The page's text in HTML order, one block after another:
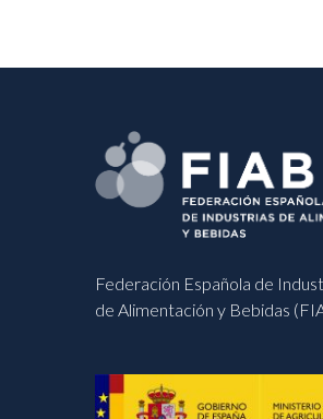
Federación Española de
de Alimentación y Bebidas